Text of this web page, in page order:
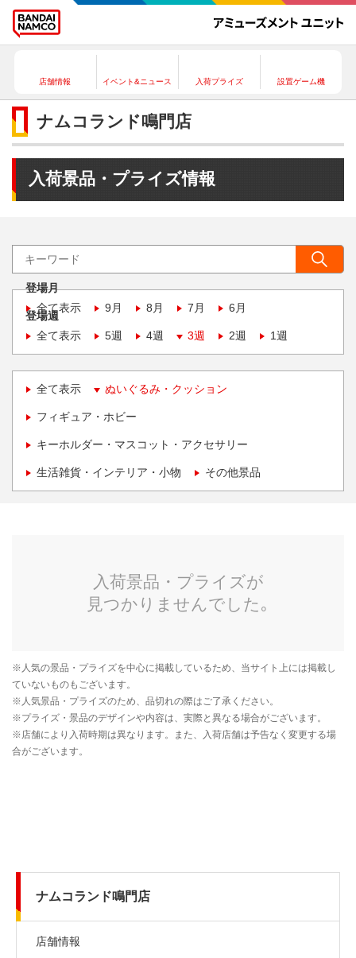
店舗情報 イベント&ニュース 入荷プライズ 設置ゲーム機
ナムコランド鳴門店
入荷景品・プライズ情報
登場月
全て表示
9月 8月 7月 6月
登場週
全て表示
5週 4週 3週 2週 1週
全て表示 ぬいぐるみ・クッション
フィギュア・ホビー
キーホルダー・マスコット・アクセサリー
生活雑貨・インテリア・小物 その他景品
ナムコランド鳴門店
店舗情報